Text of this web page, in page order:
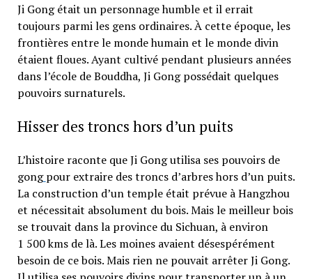
Ji Gong était un personnage humble et il errait
toujours parmi les gens ordinaires. À cette époque, les
frontières entre le monde humain et le monde divin
étaient floues. Ayant cultivé pendant plusieurs années
dans l’école de Bouddha, Ji Gong possédait quelques
pouvoirs surnaturels.
Hisser des troncs hors d’un puits
L’histoire raconte que Ji Gong utilisa ses pouvoirs de
gong pour extraire des troncs d’arbres hors d’un puits.
La construction d’un temple était prévue à Hangzhou
et nécessitait absolument du bois. Mais le meilleur bois
se trouvait dans la province du Sichuan, à environ
1 500 kms de là. Les moines avaient désespérément
besoin de ce bois. Mais rien ne pouvait arrêter Ji Gong.